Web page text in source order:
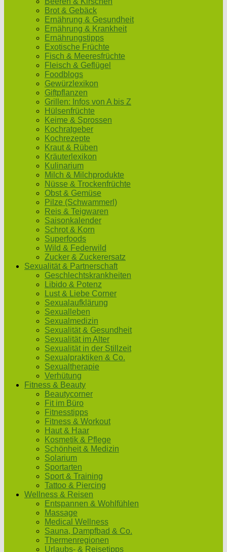
Brot & Gebäck
Ernährung & Gesundheit
Ernährung & Krankheit
Ernährungstipps
Exotische Früchte
Fisch & Meeresfrüchte
Fleisch & Geflügel
Foodblogs
Gewürzlexikon
Giftpflanzen
Grillen: Infos von A bis Z
Hülsenfrüchte
Keime & Sprossen
Kochratgeber
Kochrezepte
Kraut & Rüben
Kräuterlexikon
Kulinarium
Milch & Milchprodukte
Nüsse & Trockenfrüchte
Obst & Gemüse
Pilze (Schwammerl)
Reis & Teigwaren
Saisonkalender
Schrot & Korn
Superfoods
Wild & Federwild
Zucker & Zuckerersatz
Sexualität & Partnerschaft
Geschlechtskrankheiten
Libido & Potenz
Lust & Liebe Corner
Sexualaufklärung
Sexualleben
Sexualmedizin
Sexualität & Gesundheit
Sexualität im Alter
Sexualität in der Stillzeit
Sexualpraktiken & Co.
Sexualtherapie
Verhütung
Fitness & Beauty
Beautycorner
Fit im Büro
Fitnesstipps
Fitness & Workout
Haut & Haar
Kosmetik & Pflege
Schönheit & Medizin
Solarium
Sportarten
Sport & Training
Tattoo & Piercing
Wellness & Reisen
Entspannen & Wohlfühlen
Massage
Medical Wellness
Sauna, Dampfbad & Co.
Thermenregionen
Urlaubs- & Reisetipps